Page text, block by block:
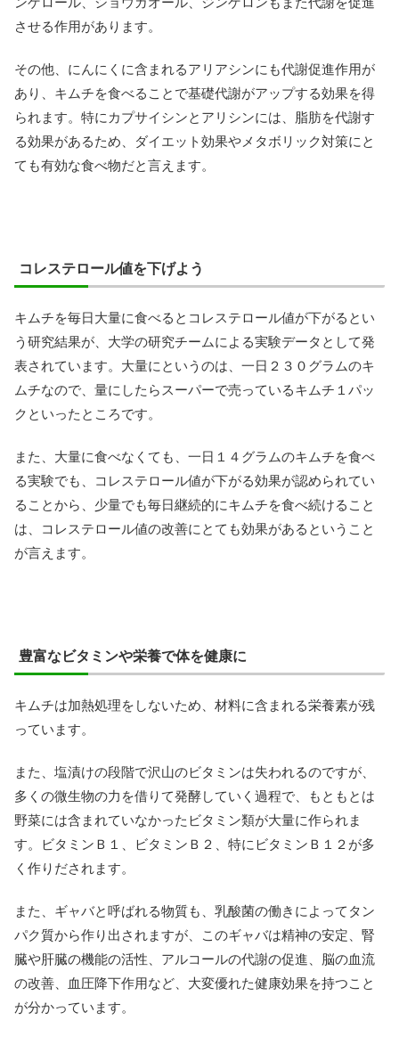
させる作用があります。
その他、にんにくに含まれるアリアシンにも代謝促進作用が
あり、キムチを食べることで基礎代謝がアップする効果を得
られます。特にカプサイシンとアリシンには、脂肪を代謝す
る効果があるため、ダイエット効果やメタボリック対策にと
ても有効な食べ物だと言えます。
コレステロール値を下げよう
キムチを毎日大量に食べるとコレステロール値が下がるとい
う研究結果が、大学の研究チームによる実験データとして発
表されています。大量にというのは、一日２３０グラムのキ
ムチなので、量にしたらスーパーで売っているキムチ１パッ
クといったところです。
また、大量に食べなくても、一日１４グラムのキムチを食べ
る実験でも、コレステロール値が下がる効果が認められてい
ることから、少量でも毎日継続的にキムチを食べ続けること
は、コレステロール値の改善にとても効果があるということ
が言えます。
豊富なビタミンや栄養で体を健康に
キムチは加熱処理をしないため、材料に含まれる栄養素が残
っています。
また、塩漬けの段階で沢山のビタミンは失われるのですが、
多くの微生物の力を借りて発酵していく過程で、もともとは
野菜には含まれていなかったビタミン類が大量に作られま
す。ビタミンＢ１、ビタミンＢ２、特にビタミンＢ１２が多
く作りだされます。
また、ギャバと呼ばれる物質も、乳酸菌の働きによってタン
パク質から作り出されますが、このギャバは精神の安定、腎
臓や肝臓の機能の活性、アルコールの代謝の促進、脳の血流
の改善、血圧降下作用など、大変優れた健康効果を持つこと
が分かっています。